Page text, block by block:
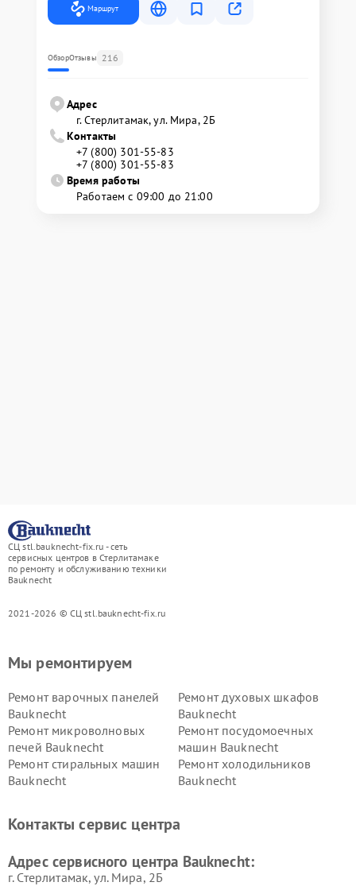
Маршрут
ОбзорОтзывы 216
Адрес
г. Стерлитамак, ул. Мира, 2Б
Контакты
+7 (800) 301-55-83
+7 (800) 301-55-83
Время работы
Работаем с 09:00 до 21:00
СЦ stl.bauknecht-fix.ru - сеть
сервисных центров в Стерлитамаке
по ремонту и обслуживанию техники
Bauknecht
2021-2026 © СЦ stl.bauknecht-fix.ru
Мы ремонтируем
Ремонт варочных панелей
Bauknecht
Ремонт духовых шкафов
Bauknecht
Ремонт микроволновых
печей Bauknecht
Ремонт посудомоечных
машин Bauknecht
Ремонт стиральных машин
Bauknecht
Ремонт холодильников
Bauknecht
Контакты сервис центра
Адрес сервисного центра Bauknecht:
г. Стерлитамак, ул. Мира, 2Б